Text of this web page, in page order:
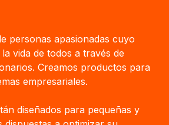
personas apasionadas cuyo
vida de todos a través de
Creamos productos para
empresariales.
diseñados para pequeñas y